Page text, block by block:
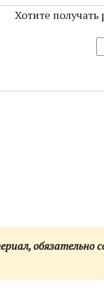
Хотите
обязательно